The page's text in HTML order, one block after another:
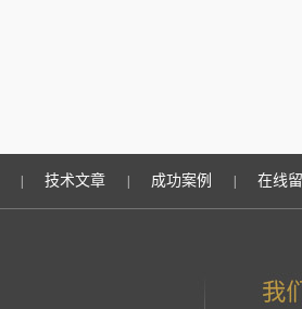
技术文章 成功案例 在线